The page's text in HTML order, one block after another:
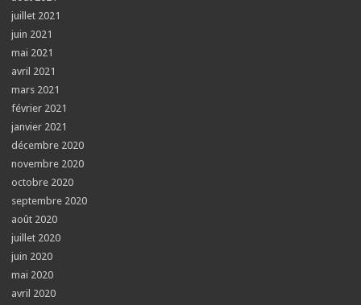
juillet 2021
juin 2021
mai 2021
avril 2021
mars 2021
février 2021
janvier 2021
décembre 2020
novembre 2020
octobre 2020
septembre 2020
août 2020
juillet 2020
juin 2020
mai 2020
avril 2020